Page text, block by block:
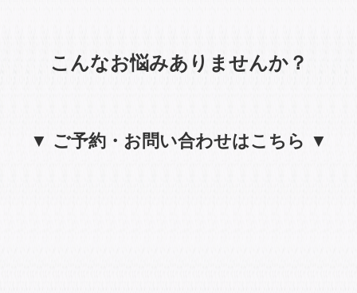
こんなお悩みありませんか？
▼ ご予約・お問い合わせはこちら ▼